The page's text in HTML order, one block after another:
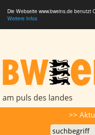
Die Webseite www.bweins.de benutzt
Weitere Infos
am puls des landes
>>